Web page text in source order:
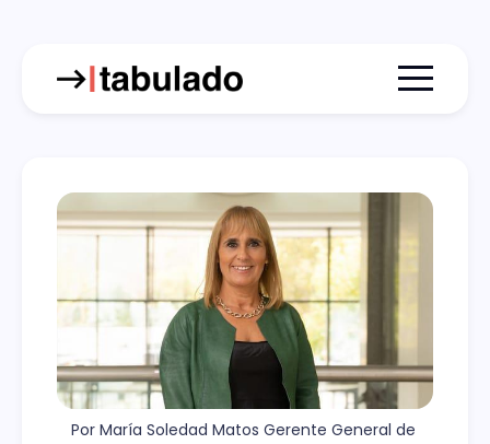
Menu
Por María Soledad Matos Gerente General de